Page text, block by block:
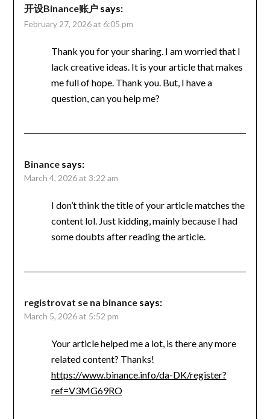
开设Binance账户 says:
February 27, 2026 at 6:05 pm
Thank you for your sharing. I am worried that I
lack creative ideas. It is your article that makes
me full of hope. Thank you. But, I have a
question, can you help me?
Binance says:
March 4, 2026 at 3:22 am
I don’t think the title of your article matches the
content lol. Just kidding, mainly because I had
some doubts after reading the article.
registrovat se na binance says:
March 5, 2026 at 5:52 pm
Your article helped me a lot, is there any more
related content? Thanks!
https://www.binance.info/da-DK/register?
ref=V3MG69RO